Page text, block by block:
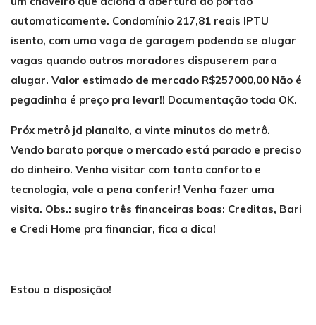
automaticamente. Condomínio 217,81 reais IPTU
isento, com uma vaga de garagem podendo se alugar
vagas quando outros moradores dispuserem para
alugar. Valor estimado de mercado R$257000,00 Não é
pegadinha é preço pra levar!! Documentação toda OK.
Próx metrô jd planalto, a vinte minutos do metrô.
Vendo barato porque o mercado está parado e preciso
do dinheiro. Venha visitar com tanto conforto e
tecnologia, vale a pena conferir! Venha fazer uma
visita. Obs.: sugiro três financeiras boas: Creditas, Bari
e Credi Home pra financiar, fica a dica!
Estou a disposição!